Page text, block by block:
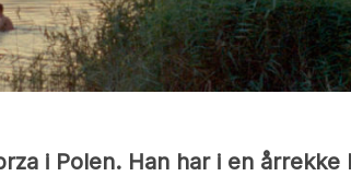
i Polen. Han har i en